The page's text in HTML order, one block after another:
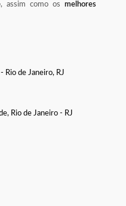
, assim como os melhores
Rio de Janeiro, RJ
Rio de Janeiro - RJ